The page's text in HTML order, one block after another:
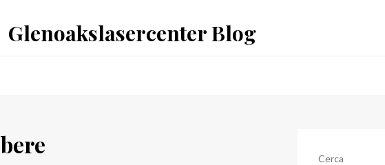
Glenoakslasercenter Blog
bere Cerca